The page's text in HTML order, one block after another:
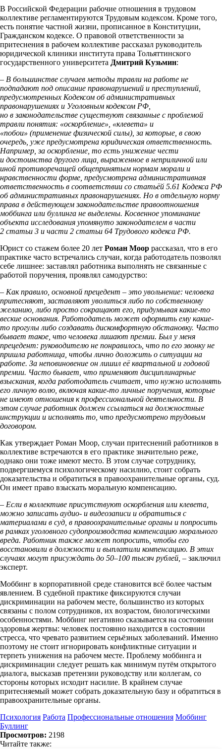
В Российской Федерации рабочие отношения в трудовом
коллективе регламентируются Трудовым кодексом. Кроме того,
есть понятие частной жизни, прописанное в Конституции,
Гражданском кодексе. О правовой ответственности за
притеснения в рабочем коллективе рассказал руководитель
юридической клиники института права Тольяттинского
государственного университета Дмитрий Кузьмин:
– В большинстве случаев методы травли на работе не
подпадают под описание правонарушений и преступлений,
предусмотренных Кодексом об административных
правонарушениях и Уголовным кодексом РФ,
но в законодательстве существуют связанные с проблемой
травли понятия: «оскорбление», «клевета» и
«побои» (применение физической силы), за которые, в свою
очередь, уже предусмотрена юридическая ответственность.
Например, за оскорбление, то есть унижение чести
и достоинства другого лица, выраженное в неприличной или
иной противоречащей общепринятым нормам морали и
нравственности форме, предусмотрена административная
ответственность в соответствии со статьёй 5.61 Кодекса РФ
об административных правонарушениях. Но в отдельную норму
права в действующем законодательстве правоотношения
моббинга или буллинга не выделены. Косвенное упоминание
объекта исследования упомянуто законодателем в части
2 статьи 3 и части 2 статьи 64 Трудового кодекса РФ.
Юрист со стажем более 20 лет Роман Моор рассказал, что в его
практике часто встречались случаи, когда работодатель позволял
себе лишнее: заставлял работника выполнять не связанные с
работой поручения, проявлял самодурство:
– Как правило, основной прецедент – это увольнение: человека
притесняют, заставляют уволиться либо по собственному
желанию, либо просто сокращают его, придумывая какие-то
веские основания. Работодатель может оформить ему какие-
то прогулы либо создавать дискомфортную обстановку. Часто
бывает такое, что человека лишают премии. Был у меня
прецедент: руководителю не понравилось, что по его звонку не
пришла работница, чтобы лично доложить о ситуации на
работе. За неповиновение он лишил её квартальной и годовой
премии. Часто бывает, что применяют дисциплинарные
взыскания, когда работодатель считает, что нужно исполнять
его личную волю, включая какие-то личные поручения, которые
не имеют отношения к профессиональной деятельности. В
этом случае работник должен ссылаться на должностные
инструкции и исполнять то, что предусмотрено трудовым
договором.
Как утверждает Роман Моор, случаи притеснений работников в
коллективе встречаются в его практике значительно реже,
однако они тоже имеют место. В этом случае сотруднику,
подвергшемуся психологическому насилию, стоит собрать
доказательства и обратиться в правоохранительные органы, суд.
Он имеет право взыскать моральную компенсацию.
– Если в коллективе присутствуют оскорбления или клевета,
можно записать аудио- и видеозаписи и обратиться с
материалами в суд, в правоохранительные органы и попросить
в рамках уголовного судопроизводства компенсацию морального
вреда. Работник также может попросить, чтобы его
восстановили в должности и выплатили компенсацию. В этих
случаях могут присуждать до 50–100 тысяч рублей, – заключил
эксперт.
Моббинг в корпоративной среде становится всё более частым
явлением. В судебной практике фиксируются случаи
дискриминации на рабочем месте, большинство из которых
связаны с полом сотрудников, их возрастом, биологическими
особенностями. Моббинг негативно сказывается на состоянии
здоровья жертвы: человек постоянно находится в состоянии
стресса, что чревато развитием серьёзных заболеваний. Именно
поэтому не стоит игнорировать конфликтные ситуации и
терпеть унижения на рабочем месте. Проблему моббинга и
дискриминации следует решать как минимум путём открытого
диалога, высказав претензии руководству или коллегам, со
стороны которых исходит насилие. В крайнем случае
притесняемый может собрать доказательную базу и обратиться в
правоохранительные органы.
Психология Работа Профессиональные отношения Моббинг
Буллинг
Просмотров: 2198
Читайте также: